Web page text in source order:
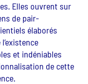
Elles ouvrent sur
de pair-
élaborés
et indéniables
de cette